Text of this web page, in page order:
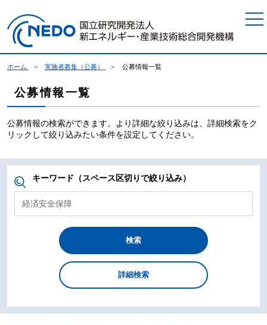
ホーム 実施者募集（公募） 公募情報一覧
公募情報一覧
公募情報の検索ができます。より詳細な絞り込みは、詳細検索をク
リックして絞り込みたい条件を設定してください。
キーワード（スペース区切りで絞り込み）